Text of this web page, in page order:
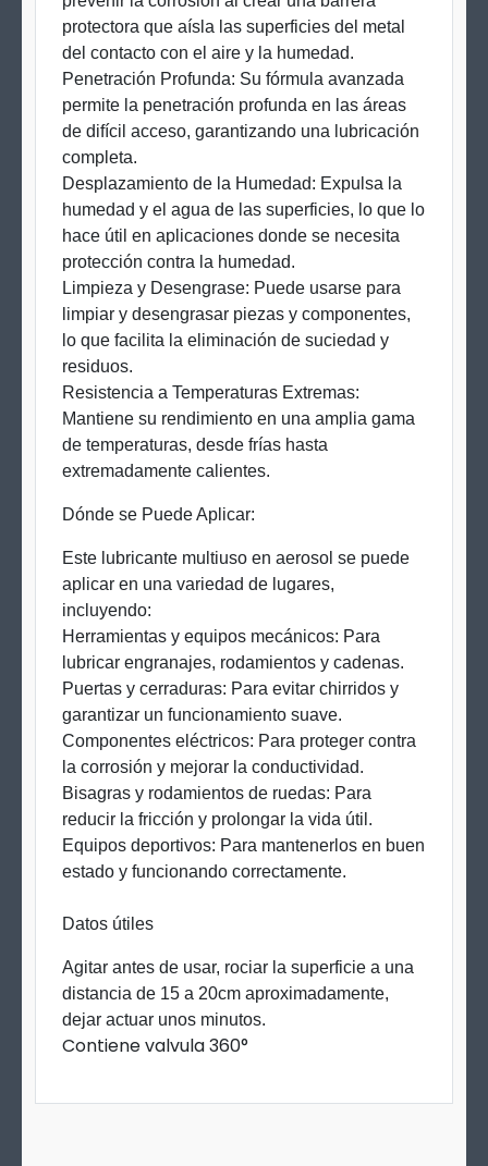
protectora que aísla las superficies del metal
del contacto con el aire y la humedad.
Penetración Profunda: Su fórmula avanzada
permite la penetración profunda en las áreas
de difícil acceso, garantizando una lubricación
completa.
Desplazamiento de la Humedad: Expulsa la
humedad y el agua de las superficies, lo que lo
hace útil en aplicaciones donde se necesita
protección contra la humedad.
Limpieza y Desengrase: Puede usarse para
limpiar y desengrasar piezas y componentes,
lo que facilita la eliminación de suciedad y
residuos.
Resistencia a Temperaturas Extremas:
Mantiene su rendimiento en una amplia gama
de temperaturas, desde frías hasta
extremadamente calientes.
Dónde se Puede Aplicar:
Este lubricante multiuso en aerosol se puede
aplicar en una variedad de lugares,
incluyendo:
Herramientas y equipos mecánicos: Para
lubricar engranajes, rodamientos y cadenas.
Puertas y cerraduras: Para evitar chirridos y
garantizar un funcionamiento suave.
Componentes eléctricos: Para proteger contra
la corrosión y mejorar la conductividad.
Bisagras y rodamientos de ruedas: Para
reducir la fricción y prolongar la vida útil.
Equipos deportivos: Para mantenerlos en buen
estado y funcionando correctamente.
Datos útiles
Agitar antes de usar, rociar la superficie a una
distancia de 15 a 20cm aproximadamente,
dejar actuar unos minutos.
Contiene valvula 360°